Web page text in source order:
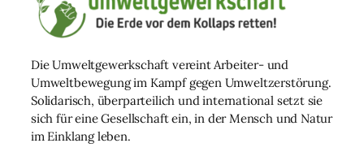
Die Umweltgewerkschaft vereint Arbeiter- und
Umweltbewegung im Kampf gegen Umweltzerstörung.
Solidarisch, überparteilich und international setzt sie
sich für eine Gesellschaft ein, in der Mensch und Natur
im Einklang leben.